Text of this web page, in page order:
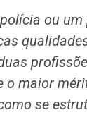
ou
o maior
se